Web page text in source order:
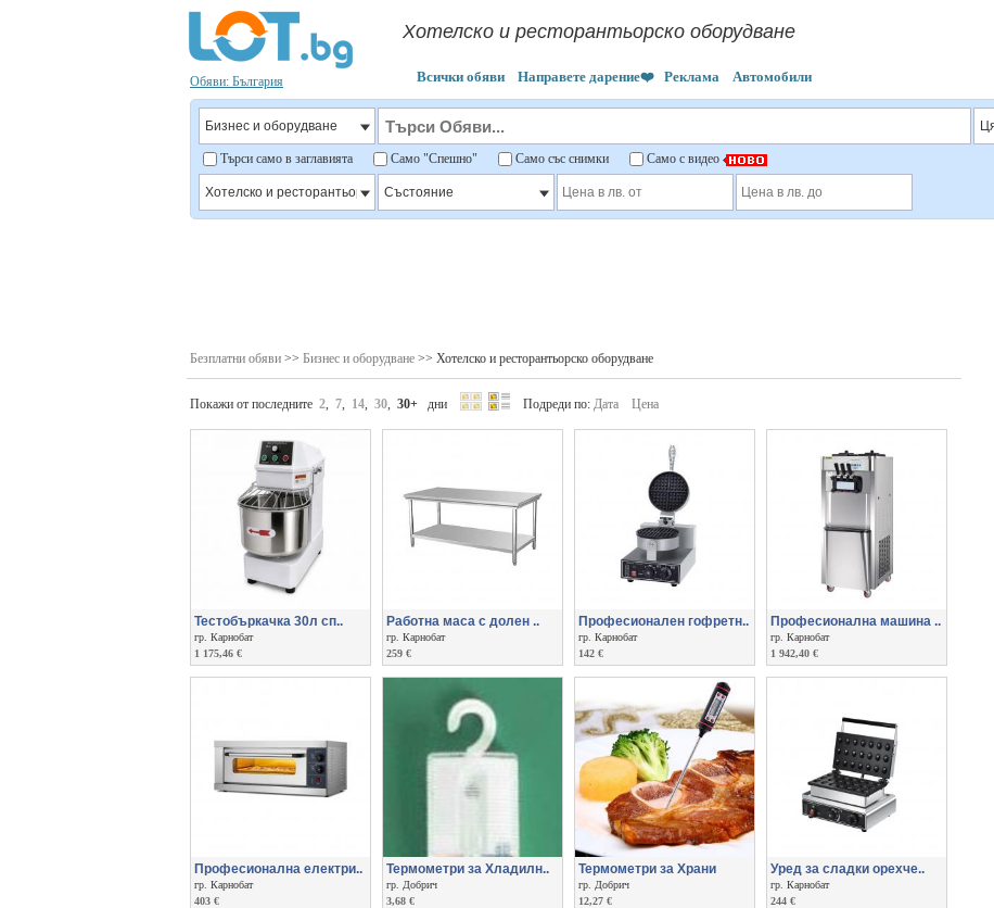
Обяви: България
Хотелско и ресторантьорско оборудване
Всички обяви Направете дарение❤️ Реклама Автомобили
Търси само в заглавията Само "Спешно" Само със снимки Само с видео
Безплатни обяви >> Бизнес и оборудване >> Хотелско и ресторантьорско оборудване
Покажи от последните 2 7 14 30 30+ дни Подреди по: Дата Цена
Тестобъркачка 30л сп..
гр. Карнобат
1 175,46 €
Работна маса с долен ..
гр. Карнобат
259 €
Професионален гофретн..
гр. Карнобат
142 €
Професионална машина ..
гр. Карнобат
1 942,40 €
Професионална електри..
гр. Карнобат
403 €
Термометри за Хладилн..
гр. Добрич
3,68 €
Термометри за Храни
гр. Добрич
12,27 €
Уред за сладки орехче..
гр. Карнобат
244 €